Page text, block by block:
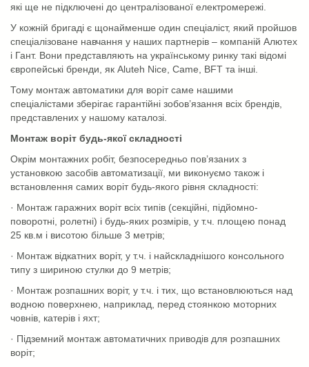
які ще не підключені до централізованої електромережі.
У кожній бригаді є щонайменше один спеціаліст, який пройшов
спеціалізоване навчання у наших партнерів – компаній Алютех
і Гант. Вони представляють на українському ринку такі відомі
європейські бренди, як Aluteh Nice, Came, BFT та інші.
Тому монтаж автоматики для воріт саме нашими
спеціалістами зберігає гарантійні зобов’язання всіх брендів,
представлених у нашому каталозі.
Монтаж воріт будь-якої складності
Окрім монтажних робіт, безпосередньо пов’язаних з
установкою засобів автоматизації, ми виконуємо також і
встановлення самих воріт будь-якого рівня складності:
· Монтаж гаражних воріт всіх типів (секційні, підйомно-
поворотні, ролетні) і будь-яких розмірів, у т.ч. площею понад
25 кв.м і висотою більше 3 метрів;
· Монтаж відкатних воріт, у т.ч. і найскладнішого консольного
типу з шириною стулки до 9 метрів;
· Монтаж розпашних воріт, у т.ч. і тих, що встановлюються над
водною поверхнею, наприклад, перед стоянкою моторних
човнів, катерів і яхт;
· Підземний монтаж автоматичних приводів для розпашних
воріт;